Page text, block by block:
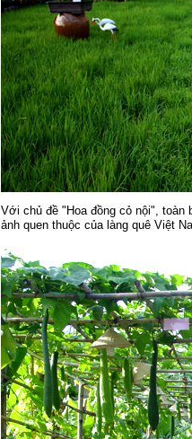
Với chủ đề "Hoa đồng cỏ nội", toàn
ảnh quen thuộc của làng quê Việt